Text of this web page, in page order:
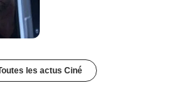
les actus Ciné